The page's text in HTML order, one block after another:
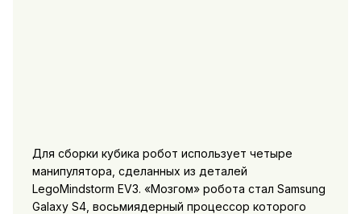
Для сборки кубика робот использует четыре
манипулятора, сделанных из деталей
LegoMindstorm EV3. «Мозгом» робота стал Samsung
Galaxy S4, восьмиядерный процессор которого